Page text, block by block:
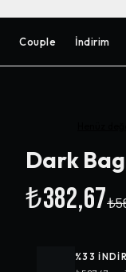
Couple İndirim
Dark
₺382,67
%33